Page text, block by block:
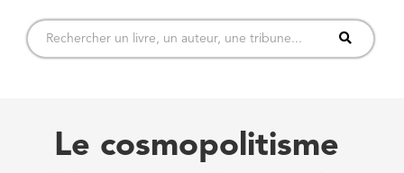
Le cosmopolitisme